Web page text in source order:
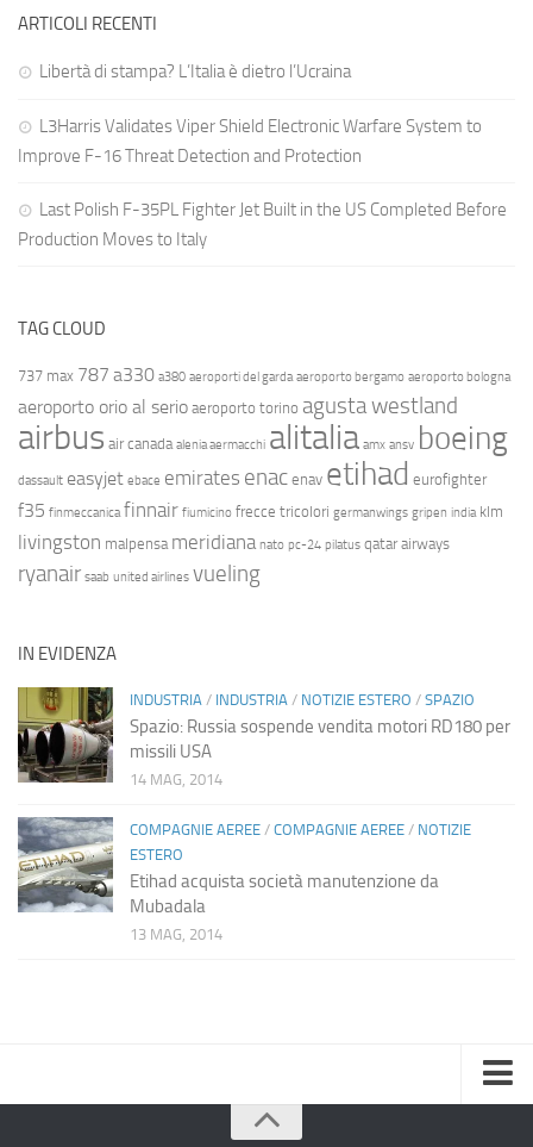
ARTICOLI RECENTI
Libertà di stampa? L’Italia è dietro l’Ucraina
L3Harris Validates Viper Shield Electronic Warfare System to
Improve F-16 Threat Detection and Protection
Last Polish F-35PL Fighter Jet Built in the US Completed Before
Production Moves to Italy
TAG CLOUD
737 max 787 a330 a380 aeroporti del garda aeroporto bergamo aeroporto bologna
aeroporto orio al serio aeroporto torino agusta westland
airbus air canada alenia aermacchi alitalia amx ansv boeing
dassault easyjet ebace emirates enac enav etihad eurofighter
f35 finmeccanica finnair fiumicino frecce tricolori germanwings gripen india klm
livingston malpensa meridiana nato pc-24 pilatus qatar airways
ryanair saab united airlines vueling
IN EVIDENZA
INDUSTRIA / INDUSTRIA / NOTIZIE ESTERO / SPAZIO
Spazio: Russia sospende vendita motori RD180 per
missili USA
14 MAG, 2014
COMPAGNIE AEREE / COMPAGNIE AEREE / NOTIZIE
ESTERO
Etihad acquista società manutenzione da
Mubadala
13 MAG, 2014